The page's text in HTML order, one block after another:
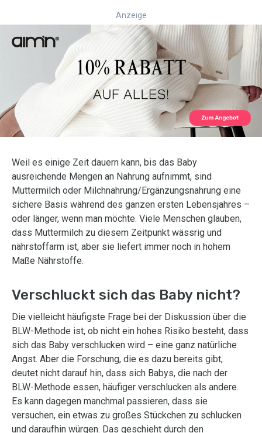
Anzeige
Weil es einige Zeit dauern kann, bis das Baby
ausreichende Mengen an Nahrung aufnimmt, sind
Muttermilch oder Milchnahrung/Ergänzungsnahrung eine
sichere Basis während des ganzen ersten Lebensjahres –
oder länger, wenn man möchte. Viele Menschen glauben,
dass Muttermilch zu diesem Zeitpunkt wässrig und
nährstoffarm ist, aber sie liefert immer noch in hohem
Maße Nährstoffe.
Verschluckt sich das Baby nicht?
Die vielleicht häufigste Frage bei der Diskussion über die
BLW-Methode ist, ob nicht ein hohes Risiko besteht, dass
sich das Baby verschlucken wird – eine ganz natürliche
Angst. Aber die Forschung, die es dazu bereits gibt,
deutet nicht darauf hin, dass sich Babys, die nach der
BLW-Methode essen, häufiger verschlucken als andere.
Es kann dagegen manchmal passieren, dass sie
versuchen, ein etwas zu großes Stückchen zu schlucken
und daraufhin würgen. Das geschieht durch den